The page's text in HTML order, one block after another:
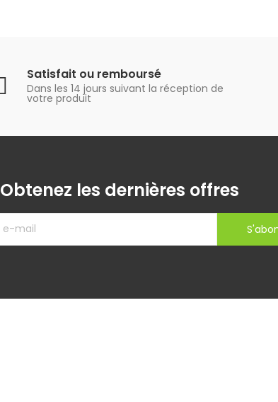
Satisfait ou remboursé
Dans les 14 jours suivant la réception de
votre produit
Obtenez les dernières offres